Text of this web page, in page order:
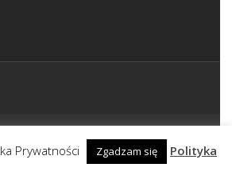
porady lekarskiej.
Prywatności Zgadzam się
Polityka